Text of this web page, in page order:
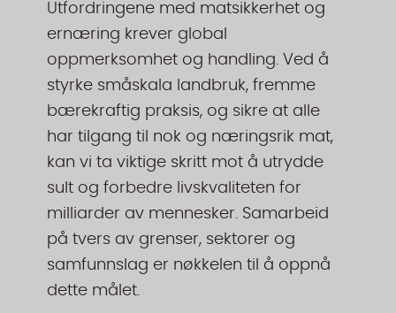
Utfordringene med matsikkerhet og
ernæring krever global
oppmerksomhet og handling. Ved å
styrke småskala landbruk, fremme
bærekraftig praksis, og sikre at alle
har tilgang til nok og næringsrik mat,
kan vi ta viktige skritt mot å utrydde
sult og forbedre livskvaliteten for
milliarder av mennesker. Samarbeid
på tvers av grenser, sektorer og
samfunnslag er nøkkelen til å oppnå
dette målet.